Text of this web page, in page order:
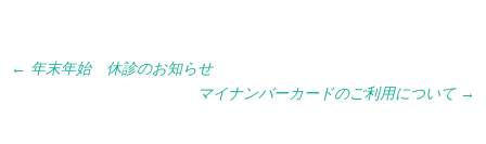
Post
← 年末年始 休診のお知らせ
マイナンバーカードのご利用について →